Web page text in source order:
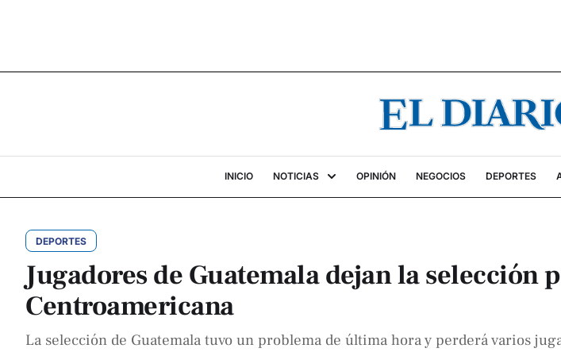
INICIO NOTICIAS OPINIÓN NEGOCIOS DEPORTES
DEPORTES
Jugadores de Guatemala dejan la selección
Centroamericana
La selección de Guatemala tuvo un problema de última hora y perderá varios